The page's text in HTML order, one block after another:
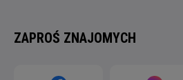
ZAPROŚ ZNAJOMYCH